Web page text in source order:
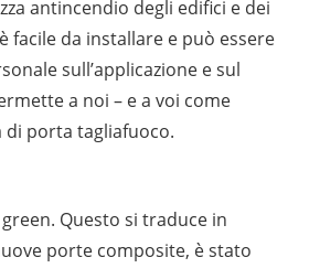
antincendio degli edifici e dei
da installare e può essere
sull’applicazione e sul
a noi – e a voi come
porta tagliafuoco.
Questo si traduce in
porte composite, è stato